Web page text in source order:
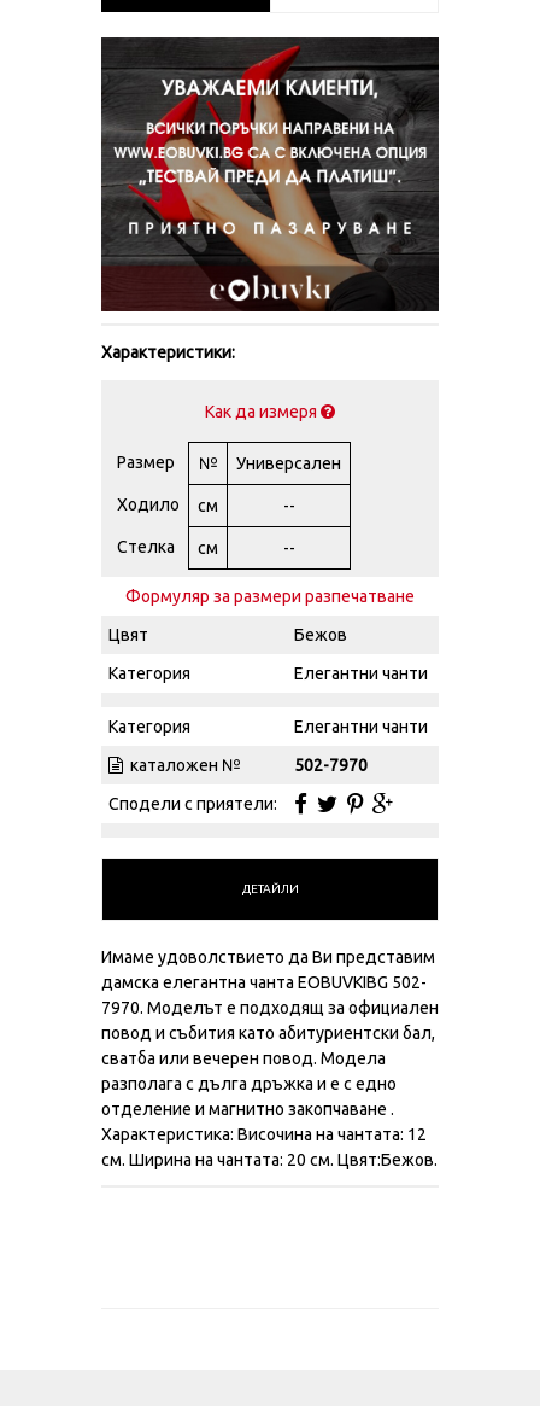
Характеристики:
Как да измеря
Размер № Универсален
Ходило см --
Стелка см --
Формуляр за размери разпечатване
Цвят
Бежов
Категория
Елегантни чанти
Категория
Елегантни чанти
каталожен №
502-7970
Сподели с приятели:
ДЕТАЙЛИ
Имаме удоволствието да Ви представим
дамска елегантна чанта EOBUVKIBG 502-
7970. Моделът е подходящ за официален
повод и събития като абитуриентски бал,
сватба или вечерен повод. Модела
разполага с дълга дръжка и е с едно
отделение и магнитно закопчаване .
Характеристика: Височина на чантата: 12
см. Ширина на чантата: 20 см. Цвят:Бежов.